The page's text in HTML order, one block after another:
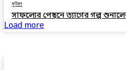
ফুটবল
সাফল্যের পেছনে ত্যাগের গল্প
Load more